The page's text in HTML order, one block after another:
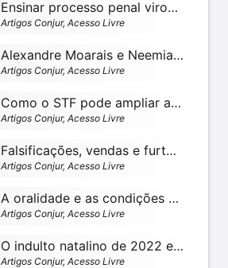
Ensinar processo penal virou novela mexicana
Artigos Conjur, Acesso Livre
Alexandre Moarais e Neemias Moretti: Monitoramento eletrônico parece viável
Artigos Conjur, Acesso Livre
Como o STF pode ampliar a vulnerabilidade do contribuinte no Tema nº 1.270?
Artigos Conjur, Acesso Livre
Falsificações, vendas e furtos de obras de arte: um câncer mundial — parte 2
Artigos Conjur, Acesso Livre
A oralidade e as condições de comunicação — parte 3: teoria e prática
Artigos Conjur, Acesso Livre
O indulto natalino de 2022 e o ornitorrinco jurídico
Artigos Conjur, Acesso Livre